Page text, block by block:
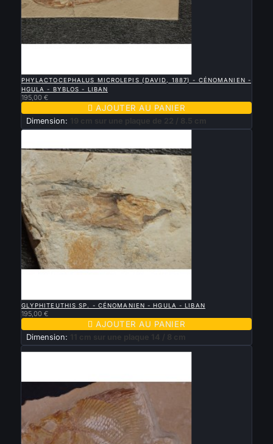
PHYLACTOCEPHALUS MICROLEPIS (DAVID, 1887) - CÉNOMANIEN -
HGULA - BYBLOS - LIBAN
195,00 €
 AJOUTER AU PANIER
Dimension: 19 cm sur une plaque de 22 / 8.5 cm
GLYPHITEUTHIS SP. - CÉNOMANIEN - HGULA - LIBAN
195,00 €
 AJOUTER AU PANIER
Dimension: 11 cm sur une plaque 14 / 8 cm